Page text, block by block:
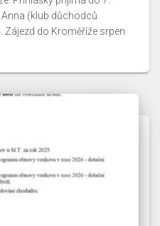
(klub důchodců
Zájezd do Kroměříže srpen